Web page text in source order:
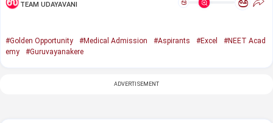
TEAM UDAYAVANI ಅ
#Golden Opportunity #Medical Admission #Aspirants #Excel
#NEET Acad
emy
#Guruvayanakere
ADVERTISEMENT